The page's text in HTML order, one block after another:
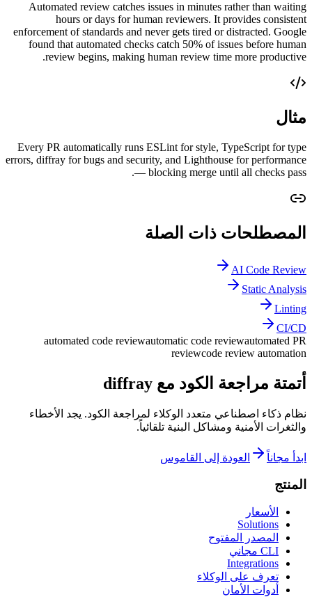
Automated review catches issues in minutes rather than waiting
hours or days for human reviewers. It provides consistent
enforcement of standards and never gets tired or distracted. Google
found that automated checks catch 50% of issues before human
review begins, making human review time more productive.
مثال
Every PR automatically runs ESLint for style, TypeScript for type
errors, diffray for bugs and security, and Lighthouse for performance
— blocking merge until all checks pass.
المصطلحات ذات الصلة
AI Code Review
Static Analysis
Linting
CI/CD
automated code reviewautomatic code reviewautomated PR
reviewcode review automation
أتمتة مراجعة الكود مع diffray
نظام ذكاء اصطناعي متعدد الوكلاء لمراجعة الكود. يجد الأخطاء
والثغرات الأمنية ومشاكل البنية تلقائياً.
ابدأ مجاناً العودة إلى القاموس
المنتج
الأسعار
Solutions
المصدر المفتوح
CLI مجاني
Integrations
تعرف على الوكلاء
أدوات الأمان